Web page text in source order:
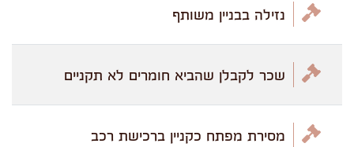
נזילה בבניין משותף
שכר לקבלן שהביא חומרים לא תקניים
מסירת מפתח כקניין ברכישת רכב